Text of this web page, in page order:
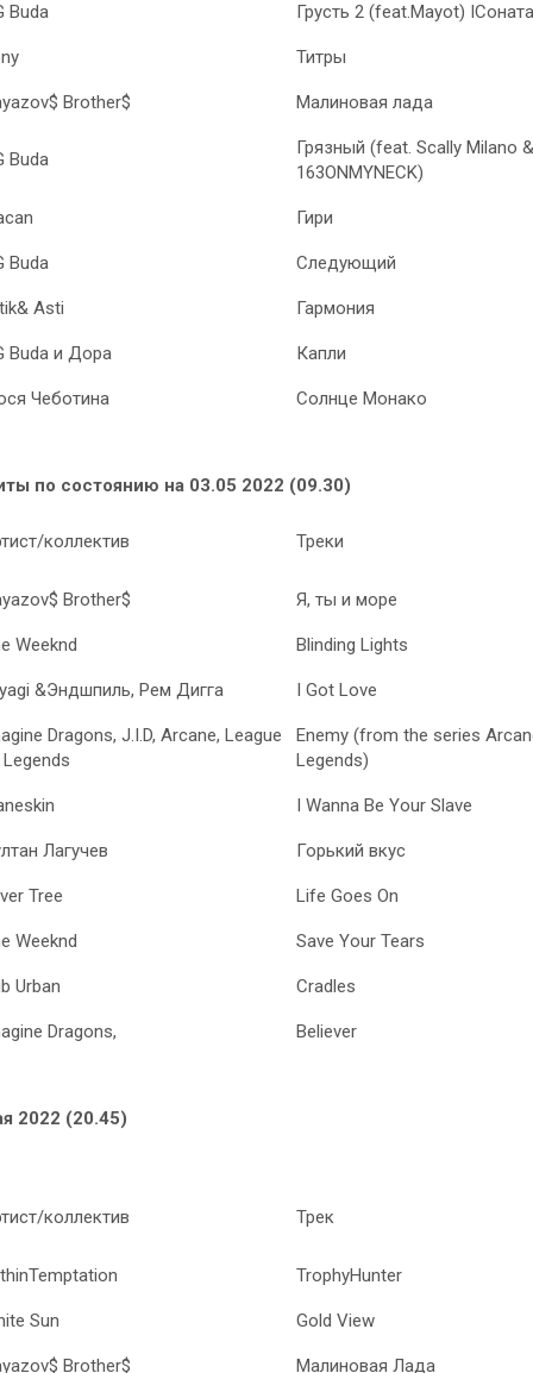
Buda Грусть 2 (feat.Mayot)
Титры
Brother$ Малиновая лада
Buda
Грязный (feat. Scally Milano &
163ONMYNECK)
Гири
Buda Следующий
Asti Гармония
Buda и Дора Капли
Чеботина Солнце Монако
по состоянию на 03.05 2022 (09.30)
коллектив Треки
Brother$ Я, ты и море
Weeknd Blinding Lights
&Эндшпиль, Рем Дигга I Got Love
Dragons, J.I.D, Arcane, League
Enemy (from the series
Legends)
I Wanna Be Your Slave
Лагучев Горький вкус
Tree Life Goes On
Weeknd Save Your Tears
Urban Cradles
Dragons, Believer
2022 (20.45)
коллектив Трек
TrophyHunter
Sun Gold View
Brother$ Малиновая Лада